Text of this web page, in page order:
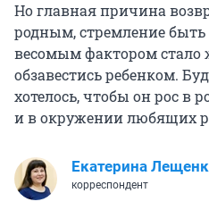
Но главная причина
родным, стремление
весомым фактором стало
обзавестись ребенком.
хотелось, чтобы он рос в
и в окружении любящих
Екатерина
корреспондент